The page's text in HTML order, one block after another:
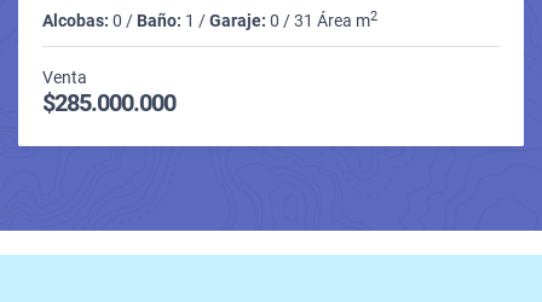
Alcobas: 0 / Baño: 1 /Garaje: 0 / 31 Área m2
Venta
$285.000.000